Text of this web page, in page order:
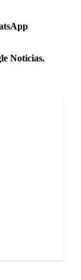
Noticias.